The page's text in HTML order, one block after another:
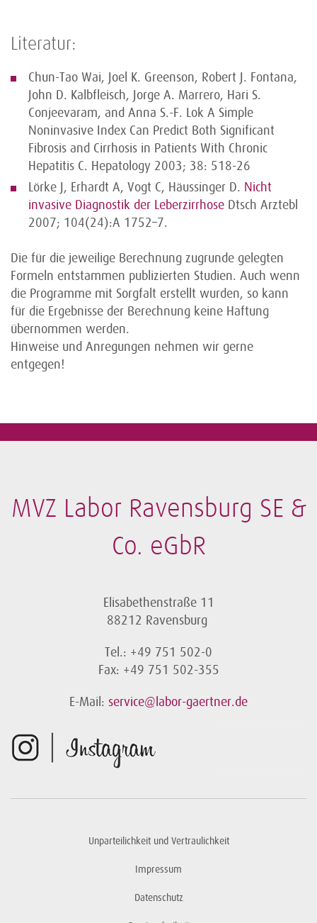
Literatur:
Chun-Tao Wai, Joel K. Greenson, Robert J. Fontana,
John D. Kalbfleisch, Jorge A. Marrero, Hari S.
Conjeevaram, and Anna S.-F. Lok A Simple
Noninvasive Index Can Predict Both Significant
Fibrosis and Cirrhosis in Patients With Chronic
Hepatitis C. Hepatology 2003; 38: 518-26
Lörke J, Erhardt A, Vogt C, Häussinger D. Nicht
invasive Diagnostik der Leberzirrhose Dtsch Arztebl
2007; 104(24):A 1752–7.
Die für die jeweilige Berechnung zugrunde gelegten
Formeln entstammen publizierten Studien. Auch wenn
die Programme mit Sorgfalt erstellt wurden, so kann
für die Ergebnisse der Berechnung keine Haftung
übernommen werden.
Hinweise und Anregungen nehmen wir gerne
entgegen!
MVZ Labor Ravensburg SE &
Co. eGbR
Elisabethenstraße 11
88212 Ravensburg
Tel.: +49 751 502-0
Fax: +49 751 502-355
E-Mail: service@labor-gaertner.de
Unparteilichkeit und Vertraulichkeit
Impressum
Datenschutz